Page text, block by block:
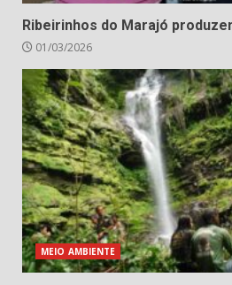
Ribeirinhos do Marajó
01/03/2026
MEIO AMBIENTE